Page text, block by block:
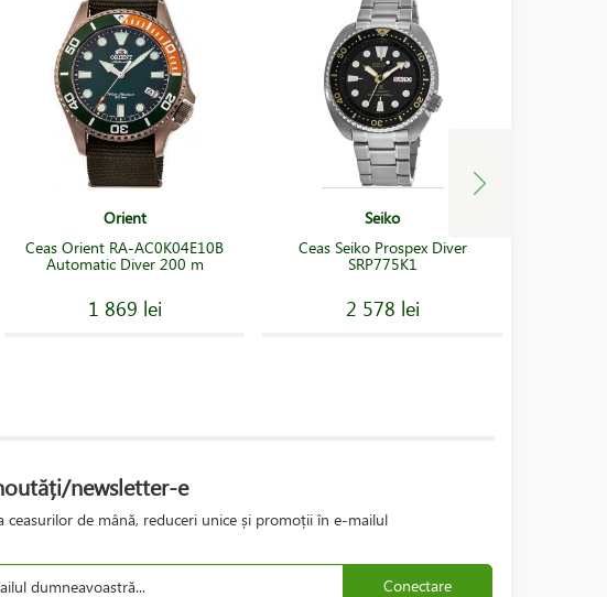
Orient
Ceas Orient RA-AC0K04E10B
Automatic Diver 200 m
1 869 lei
Seiko
Ceas Seiko Prospex Diver
SRP775K1
2 578 lei
newsletter-e
ceasurilor de mână, reduceri unice și promoții în e-mailul
Conectare